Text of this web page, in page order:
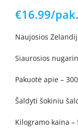
€16.99/pak.
Naujosios
Siaurosios
Pakuotė apie –
Šaldyti šokiniu
Kilogramo kaina –